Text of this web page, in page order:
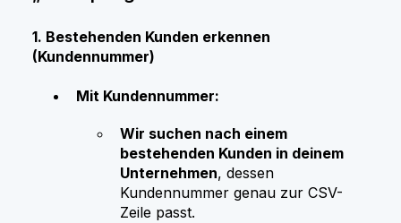
1. Bestehenden Kunden erkennen
(Kundennummer)
Mit Kundennummer:
Wir suchen nach einem
bestehenden Kunden in deinem
Unternehmen, dessen
Kundennummer genau zur CSV-
Zeile passt.